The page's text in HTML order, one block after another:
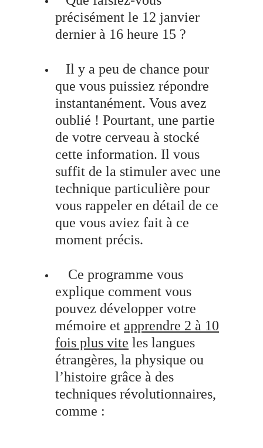
précisément le 12 janvier
dernier à 16 heure 15 ?
Il y a peu de chance pour
que vous puissiez répondre
instantanément. Vous avez
oublié ! Pourtant, une partie
de votre cerveau à stocké
cette information. Il vous
suffit de la stimuler avec une
technique particulière pour
vous rappeler en détail de ce
que vous aviez fait à ce
moment précis.
Ce programme vous
explique comment vous
pouvez développer votre
mémoire et apprendre 2 à 10
fois plus vite les langues
étrangères, la physique ou
l’histoire grâce à des
techniques révolutionnaires,
comme :